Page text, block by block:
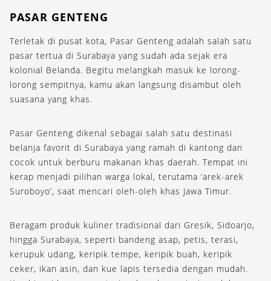
PASAR GENTENG
Terletak di pusat kota, Pasar Genteng adalah salah satu
pasar tertua di Surabaya yang sudah ada sejak era
kolonial Belanda. Begitu melangkah masuk ke lorong-
lorong sempitnya, kamu akan langsung disambut oleh
suasana yang khas.
Pasar Genteng dikenal sebagai salah satu destinasi
belanja favorit di Surabaya yang ramah di kantong dan
cocok untuk berburu makanan khas daerah. Tempat ini
kerap menjadi pilihan warga lokal, terutama ‘arek-arek
Suroboyo’, saat mencari oleh-oleh khas Jawa Timur.
Beragam produk kuliner tradisional dari Gresik, Sidoarjo,
hingga Surabaya, seperti bandeng asap, petis, terasi,
kerupuk udang, keripik tempe, keripik buah, keripik
ceker, ikan asin, dan kue lapis tersedia dengan mudah.